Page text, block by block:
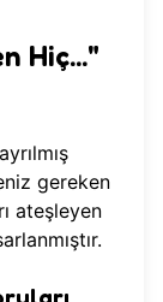
Hiç..."
gereken
ateşleyen